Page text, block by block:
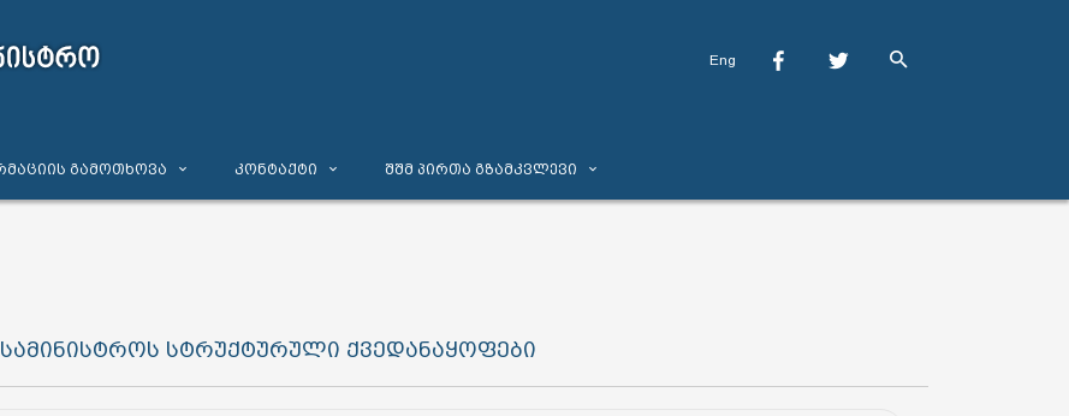
Eng
გამოთხოვა კონტაქტი შშმ პირთა გზამკვლევი
სტრუქტურული ქვედანაყოფები